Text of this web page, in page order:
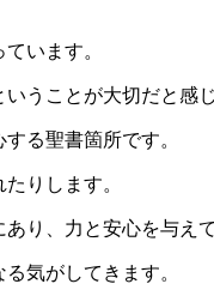
います。
うことが大切だと感じ
る聖書箇所です。
りします。
り、力と安心を与えて
気がしてきます。